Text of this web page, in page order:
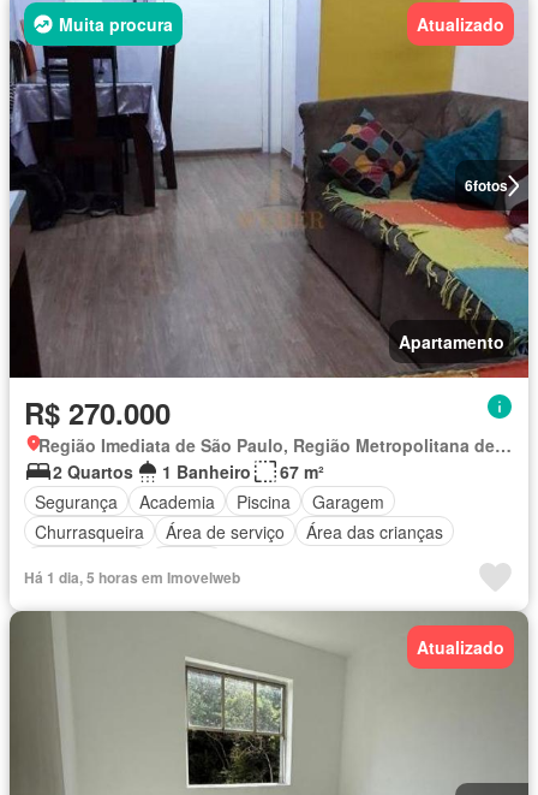
6fotos
Muita procura Atualizado
Apartamento
R$ 270.000
Região Imediata de São Paulo, Região Metropolitana de São Paulo
2 Quartos
1 Banheiro
67 m²
Segurança
Academia Piscina
Garagem
Churrasqueira
Área de serviço
Área das crianças
Há 1 dia, 5 horas em Imovelweb
Atualizado